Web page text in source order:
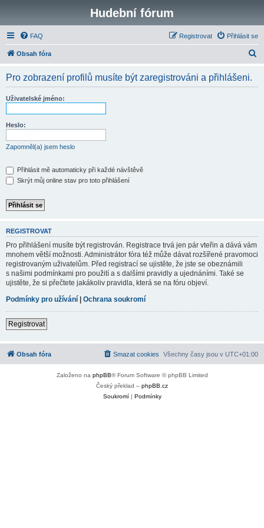
Hudební fórum
FAQ Přihlásit se
Registrovat
Obsah fóra
Pro zobrazení profilů musíte být zaregistrováni a přihlášeni.
Uživatelské jméno:
Heslo:
Zapomněl(a) jsem heslo
Přihlásit mě automaticky při každé návštěvě
Skrýt můj online stav pro toto přihlášení
REGISTROVAT
Pro přihlášení musíte být registrován. Registrace trvá jen pár vteřin a dává vám
mnohem větší možnosti. Administrátor fóra též může dávat rozšířené pravomoci
registrovaným uživatelům. Před registrací se ujistěte, že jste se obeznámili
s našimi podmínkami pro použití a s dalšími pravidly a ujednáními. Také se
ujistěte, že si přečtete jakákoliv pravidla, která se na fóru objeví.
Podmínky pro užívání | Ochrana soukromí
Registrovat
Obsah fóra Všechny časy jsou v UTC+01:00
Smazat cookies
Založeno na phpBB® Forum Software © phpBB Limited
Český překlad – phpBB.cz
Soukromí| Podmínky